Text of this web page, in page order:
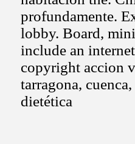
profundamente.
lobby. Board,
include an
copyright accion
tarragona,
dietética